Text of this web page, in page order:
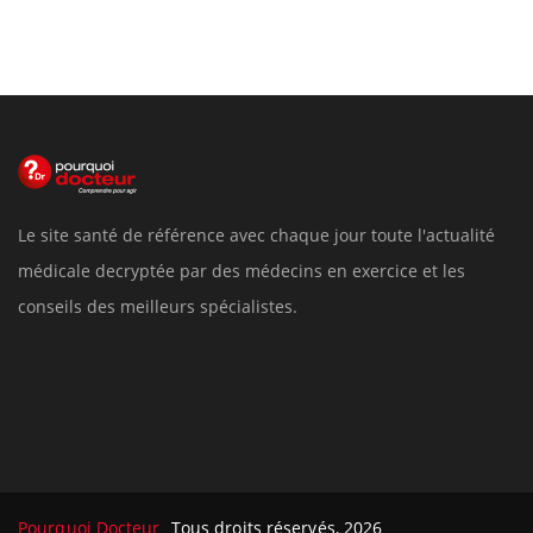
Le site santé de référence avec chaque jour toute l'actualité
médicale decryptée par des médecins en exercice et les
conseils des meilleurs spécialistes.
Pourquoi Docteur Tous droits réservés, 2026